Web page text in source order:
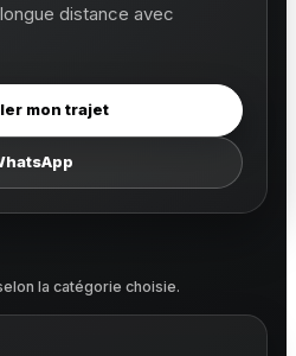
distance avec
mon trajet
la catégorie choisie.